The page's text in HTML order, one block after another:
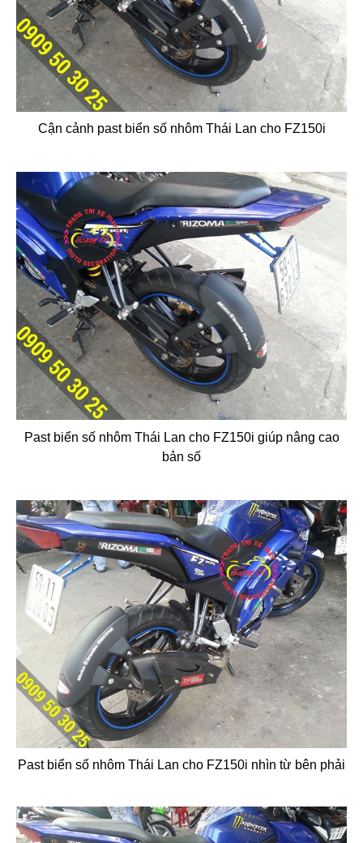
Cận cảnh past biển số nhôm Thái Lan cho FZ150i
Past biển số nhôm Thái Lan cho FZ150i giúp nâng cao
bản số
Past biển số nhôm Thái Lan cho FZ150i nhìn từ bên phải